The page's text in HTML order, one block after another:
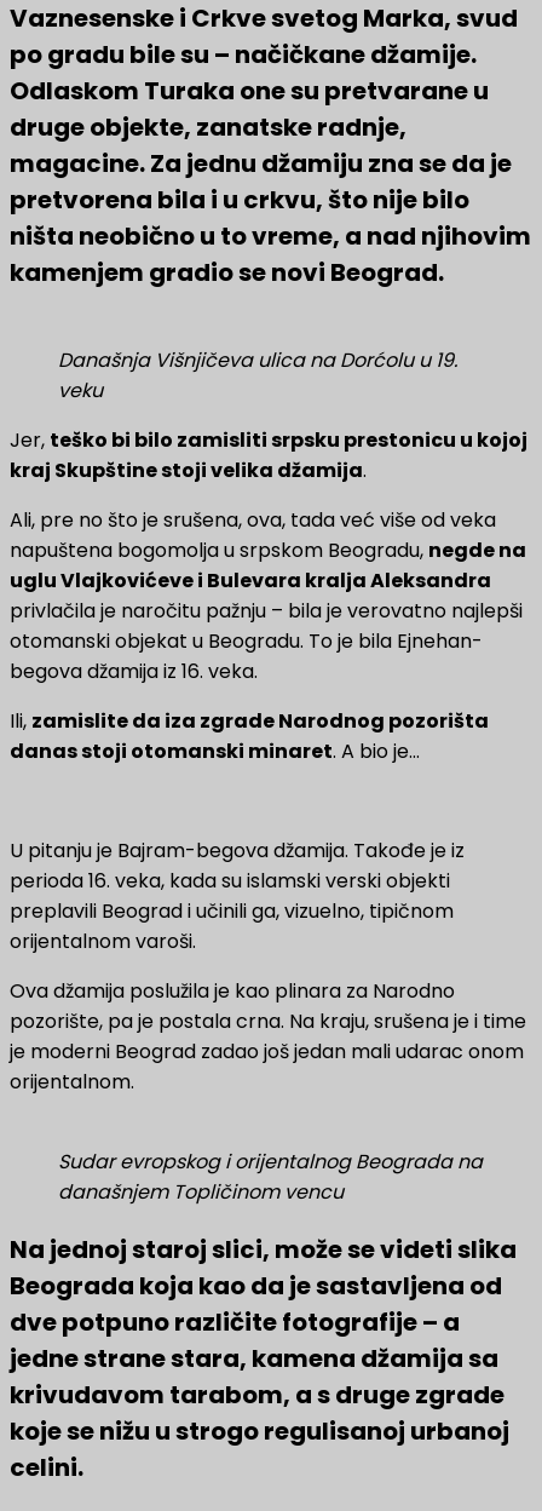
Vaznesenske i Crkve svetog Marka, svud
po gradu bile su – načičkane džamije.
Odlaskom Turaka one su pretvarane u
druge objekte, zanatske radnje,
magacine. Za jednu džamiju zna se da je
pretvorena bila i u crkvu, što nije bilo
ništa neobično u to vreme, a nad njihovim
kamenjem gradio se novi Beograd.
Današnja Višnjičeva ulica na Dorćolu u 19.
veku
Jer, teško bi bilo zamisliti srpsku prestonicu u kojoj
kraj Skupštine stoji velika džamija.
Ali, pre no što je srušena, ova, tada već više od veka
napuštena bogomolja u srpskom Beogradu, negde na
uglu Vlajkovićeve i Bulevara kralja Aleksandra
privlačila je naročitu pažnju – bila je verovatno najlepši
otomanski objekat u Beogradu. To je bila Ejnehan-
begova džamija iz 16. veka.
Ili, zamislite da iza zgrade Narodnog pozorišta
danas stoji otomanski minaret. A bio je…
U pitanju je Bajram-begova džamija. Takođe je iz
perioda 16. veka, kada su islamski verski objekti
preplavili Beograd i učinili ga, vizuelno, tipičnom
orijentalnom varoši.
Ova džamija poslužila je kao plinara za Narodno
pozorište, pa je postala crna. Na kraju, srušena je i time
je moderni Beograd zadao još jedan mali udarac onom
orijentalnom.
Sudar evropskog i orijentalnog Beograda na
današnjem Topličinom vencu
Na jednoj staroj slici, može se videti slika
Beograda koja kao da je sastavljena od
dve potpuno različite fotografije – a
jedne strane stara, kamena džamija sa
krivudavom tarabom, a s druge zgrade
koje se nižu u strogo regulisanoj urbanoj
celini.